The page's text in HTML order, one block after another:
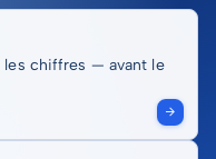
les chiffres — avant le